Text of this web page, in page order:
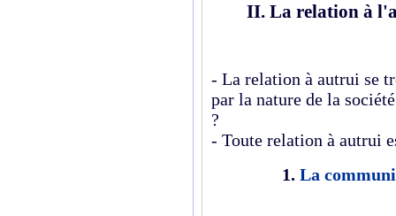
II. La relation à
- La relation à autrui se
par la nature de la
?
- Toute relation à autrui
1. La